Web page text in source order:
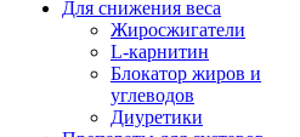
Для снижения веса
Жиросжигатели
L-карнитин
Блокатор жиров и
углеводов
Диуретики